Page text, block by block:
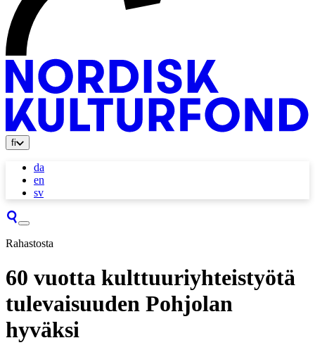
fi
da
en
sv
Rahastosta
60 vuotta kulttuuriyhteistyötä
tulevaisuuden Pohjolan
hyväksi